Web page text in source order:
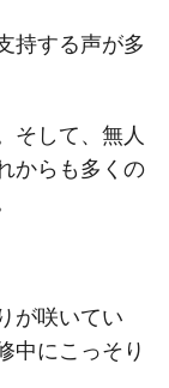
持する声が多
そして、無人
からも多くの
が咲いてい
中にこっそり